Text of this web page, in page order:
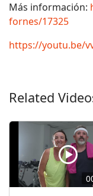
Más información:
fornes/17325
https://youtu.be/
Related